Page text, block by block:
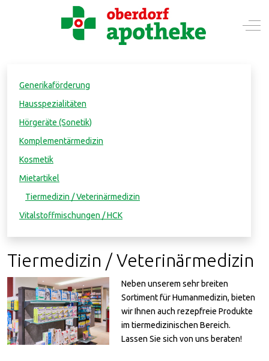
Mobile Menu Toggle Off-
Generikaförderung
Hausspezialitäten
Hörgeräte (Sonetik)
Komplementärmedizin
Kosmetik
Mietartikel
Tiermedizin / Veterinärmedizin
Vitalstoffmischungen / HCK
Tiermedizin / Veterinärmedizin
Neben unserem sehr breiten
Sortiment für Humanmedizin, bieten
wir Ihnen auch rezepfreie Produkte
im tiermedizinischen Bereich.
Lassen Sie sich von uns beraten!